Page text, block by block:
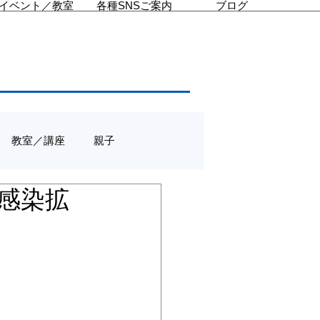
ベント／教室 各種SNSご案内 ブログ
教室／講座 親子
染拡